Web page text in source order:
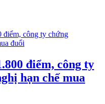
điểm, công ty
hạn chế mua